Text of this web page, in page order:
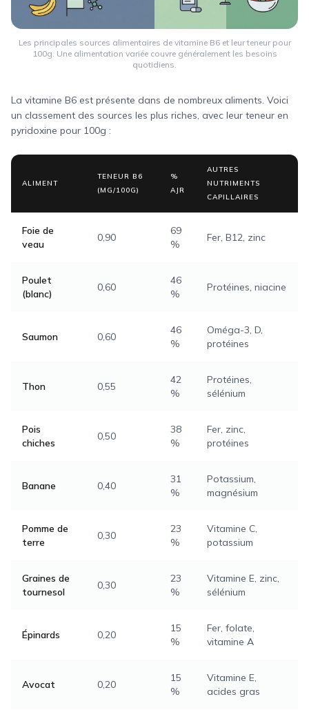
Les principales sources alimentaires de vitamine B6 et leur teneur pour
100g. Une alimentation variée couvre généralement les besoins
quotidiens.
La vitamine B6 est présente dans de nombreux aliments. Voici
un classement des sources les plus riches, avec leur teneur en
pyridoxine pour 100g :
ALIMENT
TENEUR B6
(MG/100G)
%
AJR
AUTRES
NUTRIMENTS
CAPILLAIRES
Foie de
veau
0,90
69
%
Fer, B12, zinc
Poulet
(blanc)
0,60
46
%
Protéines, niacine
Saumon 0,60
46
%
Oméga-3, D,
protéines
Thon 0,55
42
%
Protéines,
sélénium
Pois
chiches
0,50
38
%
Fer, zinc,
protéines
Banane 0,40
31
%
Potassium,
magnésium
Pomme de
terre
0,30
23
%
Vitamine C,
potassium
Graines de
tournesol
0,30
23
%
Vitamine E, zinc,
sélénium
Épinards 0,20
15
%
Fer, folate,
vitamine A
Avocat 0,20
15
%
Vitamine E,
acides gras